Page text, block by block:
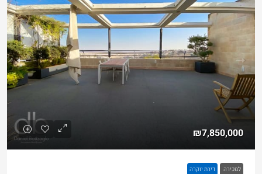
₪7,850,000
למכירה דירת יוקרה